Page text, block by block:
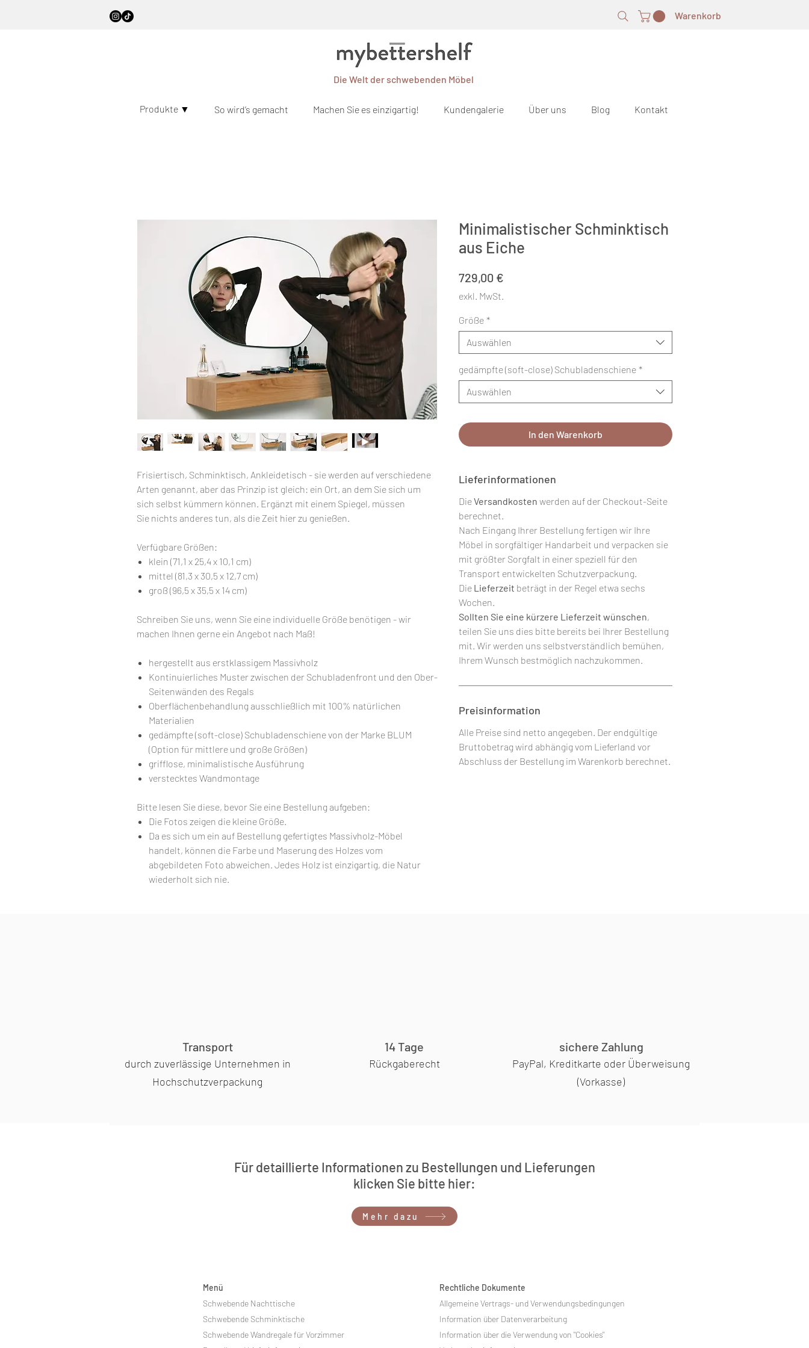
Warenkorb
Die Welt der schwebenden Möbel
Produkte ▼ So wird’s gemacht Machen Sie es einzigartig! Kundengalerie Über uns Blog Kontakt
Frisiertisch, Schminktisch, Ankleidetisch - sie werden auf verschiedene
Arten genannt, aber das Prinzip ist gleich: ein Ort, an dem Sie sich um
sich selbst kümmern können. Ergänzt mit einem Spiegel, müssen
Sie nichts anderes tun, als die Zeit hier zu genießen.
Verfügbare Größen:
klein (71,1 x 25,4 x 10,1 cm)
mittel (81,3 x 30,5 x 12,7 cm)
groß (96,5 x 35,5 x 14 cm)
Schreiben Sie uns, wenn Sie eine individuelle Größe benötigen - wir
machen Ihnen gerne ein Angebot nach Maß!
hergestellt aus erstklassigem Massivholz
Kontinuierliches Muster zwischen der Schubladenfront und den Ober-
Seitenwänden des Regals
Oberflächenbehandlung ausschließlich mit 100% natürlichen
Materialien
gedämpfte (soft-close) Schubladenschiene von der Marke BLUM
(Option für mittlere und große Größen)
grifflose, minimalistische Ausführung
verstecktes Wandmontage
Bitte lesen Sie diese, bevor Sie eine Bestellung aufgeben:
Die Fotos zeigen die kleine Größe.
Da es sich um ein auf Bestellung gefertigtes Massivholz-Möbel
handelt, können die Farbe und Maserung des Holzes vom
abgebildeten Foto abweichen. Jedes Holz ist einzigartig, die Natur
wiederholt sich nie.
Minimalistischer Schminktisch
aus Eiche
729,00 €
exkl. MwSt.
Größe *
Auswählen
gedämpfte (soft-close) Schubladenschiene *
Auswählen
In den Warenkorb
Lieferinformationen
DieVersandkosten werden auf der Checkout-Seite
berechnet.
Nach Eingang Ihrer Bestellung fertigen wir Ihre
Möbel in sorgfältiger Handarbeit und verpacken sie
mit größter Sorgfalt in einer speziell für den
Transport entwickelten Schutzverpackung.
Die Lieferzeit beträgt in der Regel etwa sechs
Wochen.
Sollten Sie eine kürzere Lieferzeit wünschen,
teilen Sie uns dies bitte bereits bei Ihrer Bestellung
mit. Wir werden uns selbstverständlich bemühen,
Ihrem Wunsch bestmöglich nachzukommen.
Preisinformation
Alle Preise sind netto angegeben. Der endgültige
Bruttobetrag wird abhängig vom Lieferland vor
Abschluss der Bestellung im Warenkorb berechnet.
Transport
durch zuverlässige Unternehmen in
Hochschutzverpackung
14 Tage
Rückgaberecht
sichere Zahlung
PayPal, Kreditkarte oder Überweisung
(Vorkasse)
Für detaillierte Informationen zu Bestellungen und Lieferungen
klicken Sie bitte hier:
Mehr dazu
Menü
Schwebende Nachttische
Schwebende Schminktische
Schwebende Wandregale für Vorzimmer
Rechtliche Dokumente
Allgemeine Vertrags- und Verwendungsbedingungen
Information über Datenverarbeitung
Information über die Verwendung von "Cookies"